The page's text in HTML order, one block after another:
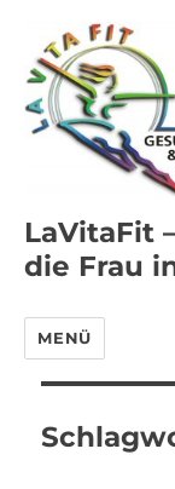
LaVitaFit
die Frau
MENÜ